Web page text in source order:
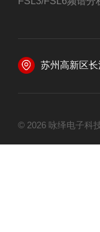
苏州高新区
© 2026 咏绎电子科